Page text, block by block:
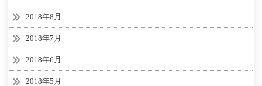
2018年8月
2018年7月
2018年6月
2018年5月